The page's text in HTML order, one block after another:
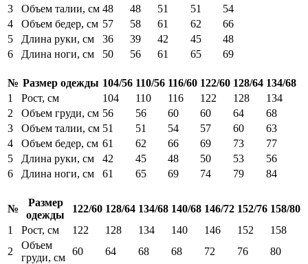
3
Объем талии, см 48 48 51 51
54
4
Объем бедер, см 57 58 61 62
66
5
Длина руки, см 36 39 42 45
48
6
Длина ноги, см 50 56 61 65 69
№ Размер одежды 104/56 110/56 116/60 122/60 128/64 134/68
1
Рост, см 104 110 116 122 128
134
2
Объем груди, см 56 56 60 60 64
68
3
Объем талии, см 51 51 54 57 60
63
4
Объем бедер, см 61 62 66 69 73
77
5
Длина руки, см 42 45 48 50 53
56
6
Длина ноги, см 61 65 69 74 79 84
№
Размер
одежды
122/60 128/64 134/68 140/68 146/72 152/76 158/80
1
Рост, см 122 128 134 140 146 152
158
2
Объем
груди, см
60 64 68 68 72 76 80